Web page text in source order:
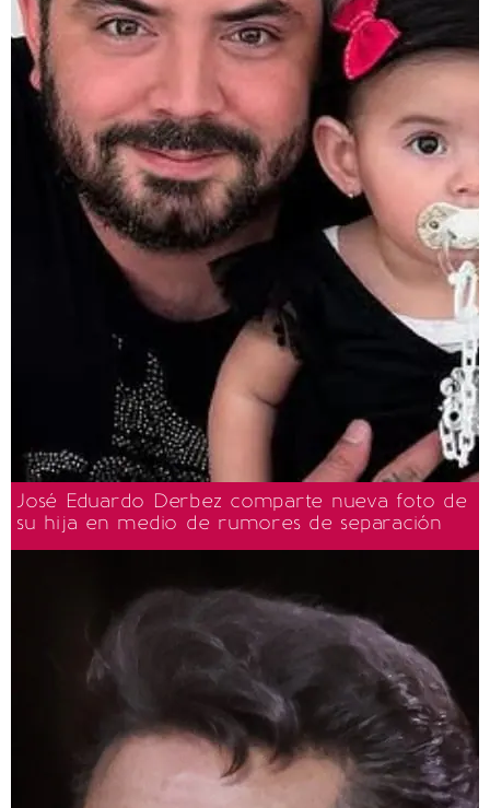
José Eduardo Derbez comparte nueva foto de
su hija en medio de rumores de separación